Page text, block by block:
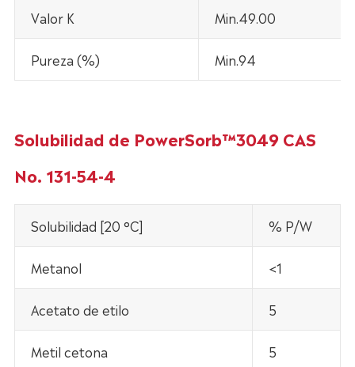
Valor K Min.49.00
Pureza (%) Min.94
Solubilidad de PowerSorb™3049 CAS
No. 131-54-4
Solubilidad [20 °C] % P/W
Metanol <1
Acetato de etilo 5
Metil cetona 5